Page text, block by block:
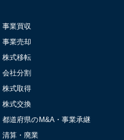
事業買収
事業売却
株式移転
会社分割
株式取得
株式交換
都道府県のM&A・事業承継
清算・廃業